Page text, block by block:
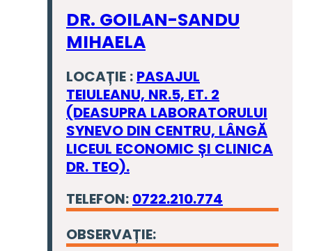
DR. GOILAN-SANDU
MIHAELA
LOCAȚIE : PASAJUL
TEIULEANU, NR.5, ET. 2
(DEASUPRA LABORATORULUI
SYNEVO DIN CENTRU, LÂNGĂ
LICEUL ECONOMIC ȘI CLINICA
DR. TEO).
TELEFON: 0722.210.774
OBSERVAȚIE: